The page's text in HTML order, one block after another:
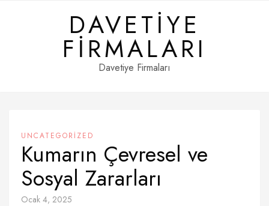
DAVETIYE
FIRMALARI
Davetiye Firmaları
UNCATEGORIZED
Kumarın Çevresel ve
Sosyal Zararları
Ocak 4, 2025